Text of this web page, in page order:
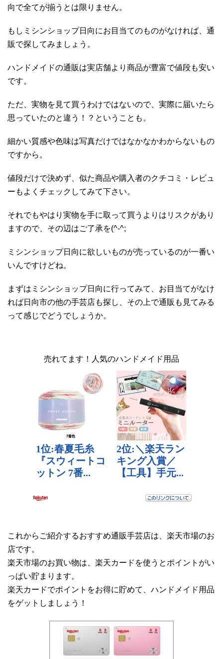
向で全てが揃うとは限りません。
もしミシンショップ日向にお目当てのものがなければ、通
販で探してみましょう。
ハンドメイドの通販は実店舗より商品が豊富で値段も安い
です。
ただ、実物を見て買うわけではないので、実際に届いたら
思っていたのと違う！？ということも。
細かい質感や色味は写真だけではなかなかわからないもの
ですから。
値段だけで決めず、似た商品や購入者のクチコミ・レビュ
ーもよくチェックしてみて下さい。
それでもやはり実物を手に取って買うよりはリスクがあり
ますので、その辺はご了承を(^-^;
ミシンショップ日向に欲しいものが売っているのが一番い
いんですけどね。
まずはミシンショップ日向に行ってみて、お目当てがなけ
れば日向市の他の手芸店も探し、その上で通販も見てみる
って感じでどうでしょうか。
売れてます！人気のハンドメイド用品
これからご紹介するおすすめ通販手芸店は、楽天市場のお
店です。
楽天市場のお買い物は、楽天カードを使うとポイントがい
っぱい貯まります。
楽天カードでポイントをお得に貯めて、ハンドメイド用品
をゲットしましょう！